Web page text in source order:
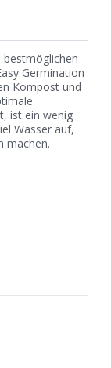
bestmöglichen
Germination
Kompost und
ist ein wenig
Wasser auf,
machen.